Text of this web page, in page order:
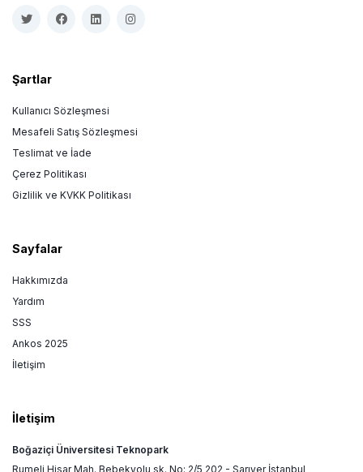
Şartlar
Kullanıcı Sözleşmesi
Mesafeli Satış Sözleşmesi
Teslimat ve İade
Çerez Politikası
Gizlilik ve KVKK Politikası
Sayfalar
Hakkımızda
Yardım
SSS
Ankos 2025
İletişim
İletişim
Boğaziçi Üniversitesi Teknopark
Rumeli Hisar Mah. Bebekyolu sk. No: 2/5 202 - Sarıyer İstanbul